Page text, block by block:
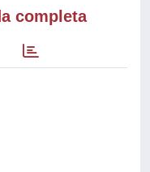
completa